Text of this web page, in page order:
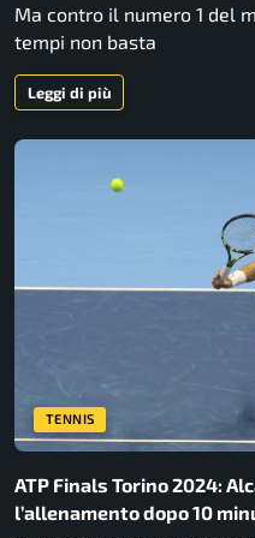
Ma contro il numero 1 del
tempi non basta
Leggi di più
TENNIS
ATP Finals Torino 2024:
l’allenamento dopo 10